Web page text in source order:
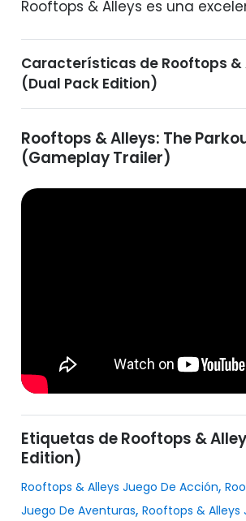
Rooftops & Alleys es una
Características de Rooftops &
(Dual Pack Edition)
Rooftops & Alleys: The
(Gameplay Trailer)
Etiquetas de Rooftops &
Edition)
Rooftops & Alleys Juego De Acción,
Juego De Aventuras, Rooftops & Alleys